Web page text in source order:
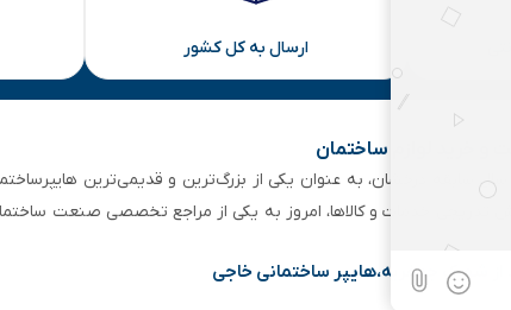
ارسال به کل کشور
و خرید لوازم ساختمان
هایپر ساختمانی خاجی‌ با بیش از ۵۰ سال سابقه‌ درخشان، به عنوان یکی از بزرگ‌ترین و
تدریجی خدمات و کالاها، امروز به یکی از مراجع تخصصی صنعت
از شهرک جعفریه،هایپر ساختمانی خاجی